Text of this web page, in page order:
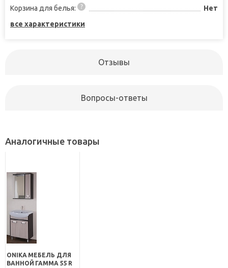
Корзина для белья:
Нет
все характеристики
Отзывы
Вопросы-ответы
Аналогичные товары
ONIKA МЕБЕЛЬ ДЛЯ
ВАННОЙ ГАММА 55 R